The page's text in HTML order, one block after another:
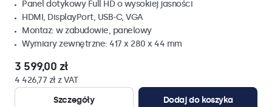
Panel dotykowy Full HD o wysokiej jasności
HDMI, DisplayPort, USB-C, VGA
Montaz: w zabudowie, panelowy
Wymiary zewnętrzne: 417 x 280 x 44 mm
3 599,00 zł
4 426,77 zł z VAT
Szczegóły
Dodaj do koszyka